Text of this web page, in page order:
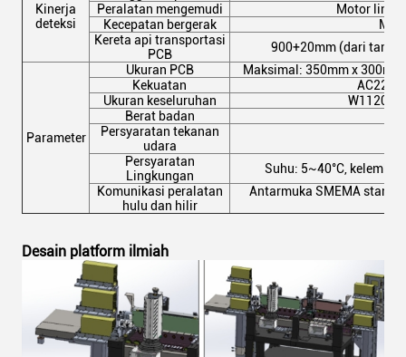
Kinerja
deteksi
Peralatan mengemudi
Motor linier
Kecepatan bergerak
Kereta api transportasi
PCB
900+20mm (dari tanah
Parameter
Ukuran PCB
Maksimal: 350mm x 300mm
Kekuatan
Ukuran keseluruhan
Berat badan
Persyaratan tekanan
udara
Persyaratan
Lingkungan
Suhu: 5~40°C,
Komunikasi peralatan
hulu dan hilir
Antarmuka SMEMA
Desain platform ilmiah